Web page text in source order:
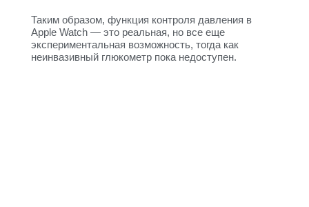
Таким образом, функция контроля давления в
Apple Watch — это реальная, но все еще
экспериментальная возможность, тогда как
неинвазивный глюкометр пока недоступен.